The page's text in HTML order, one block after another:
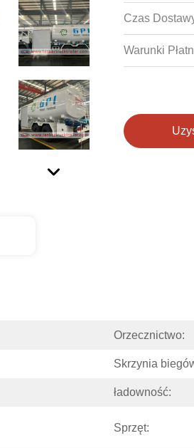
Czas
Warunki
Orzecznictwo:
Skrzynia
ładowność:
Sprzęt: